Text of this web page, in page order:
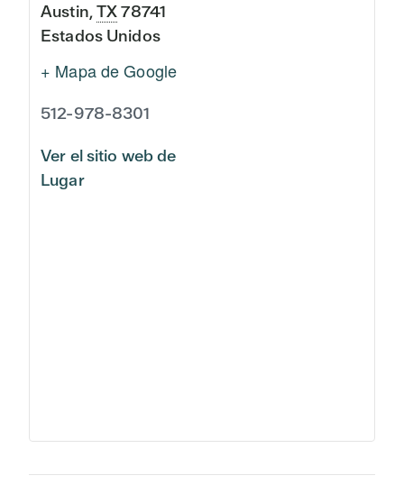
Austin,TX78741
Estados Unidos
+ Mapa de Google
512-978-8301
Ver el sitio web de
Lugar